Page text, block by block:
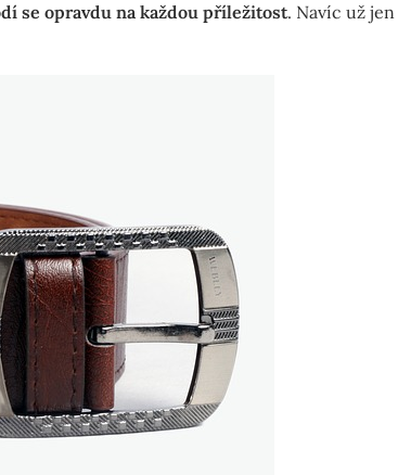
se opravdu na každou příležitost. Navíc už